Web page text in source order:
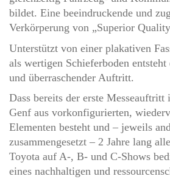
bildet. Eine beeindruckende und
Verkörperung von „Superior
Unterstützt von einer plakativen
als wertigen Schieferboden
und überraschender Auftritt.
Dass bereits der erste
Genf aus vorkonfigurierten,
Elementen besteht und – jeweils
zusammengesetzt – 2 Jahre lang
Toyota auf A-, B- und C-Shows
eines nachhaltigen und